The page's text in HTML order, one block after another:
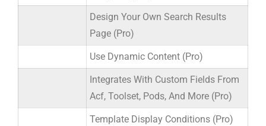
Design Your Own Search Results
Page (Pro)
Use Dynamic Content (Pro)
Integrates With Custom Fields From
Acf, Toolset, Pods, And More (Pro)
Template Display Conditions (Pro)